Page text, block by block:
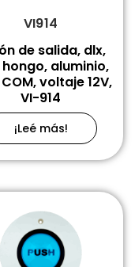
VI914
de salida, dlx,
aluminio,
voltaje 12V,
VI-914
¡Leé más!